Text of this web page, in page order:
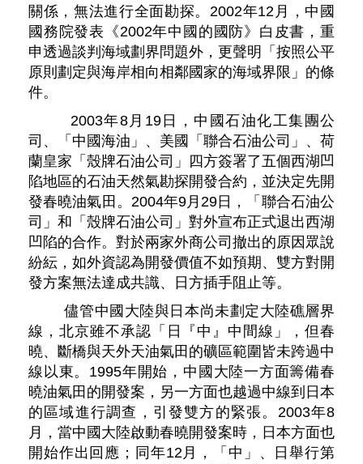
關係，無法進行全面勘探。2002年12月，中國
國務院發表《2002年中國的國防》白皮書，重
申透過談判海域劃界問題外，更聲明「按照公平
原則劃定與海岸相向相鄰國家的海域界限」的條
件。
2003年8月19日，中國石油化工集團公
司、「中國海油」、美國「聯合石油公司」、荷
蘭皇家「殼牌石油公司」四方簽署了五個西湖凹
陷地區的石油天然氣勘探開發合約，並決定先開
發春曉油氣田。2004年9月29日，「聯合石油公
司」和「殼牌石油公司」對外宣布正式退出西湖
凹陷的合作。對於兩家外商公司撤出的原因眾說
紛紜，如外資認為開發價值不如預期、雙方對開
發方案無法達成共識、日方插手阻止等。
儘管中國大陸與日本尚未劃定大陸礁層界
線，北京雖不承認「日『中』中間線」，但春
曉、斷橋與天外天油氣田的礦區範圍皆未跨過中
線以東。1995年開始，中國大陸一方面籌備春
曉油氣田的開發案，另一方面也越過中線到日本
的區域進行調查，引發雙方的緊張。2003年8
月，當中國大陸啟動春曉開發案時，日本方面也
開始作出回應；同年12月，「中」、日舉行第